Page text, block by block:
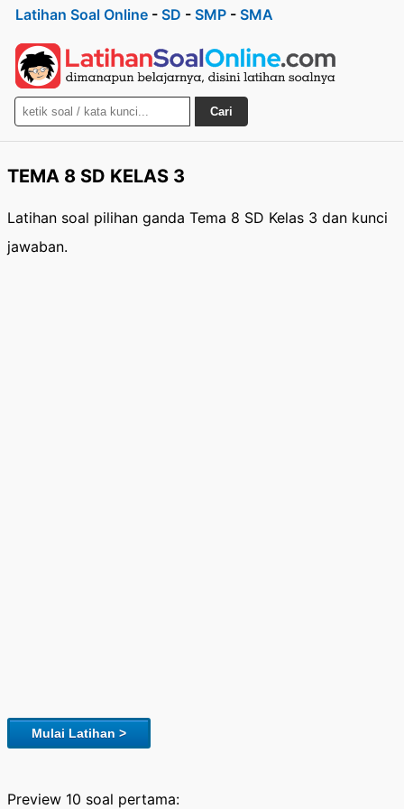
Latihan Soal Online - SD - SMP - SMA
Cari
TEMA 8 SD KELAS 3
Latihan soal pilihan ganda Tema 8 SD Kelas 3 dan kunci
jawaban.
Mulai Latihan >
Preview 10 soal pertama: